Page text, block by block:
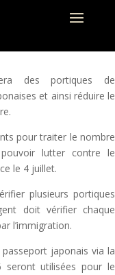
des portiques de
et ainsi réduire le
pour traiter le nombre
pouvoir lutter contre le
le 4 juillet.
plusieurs portiques
doit vérifier chaque
l’immigration.
japonais via la
seront utilisées pour le